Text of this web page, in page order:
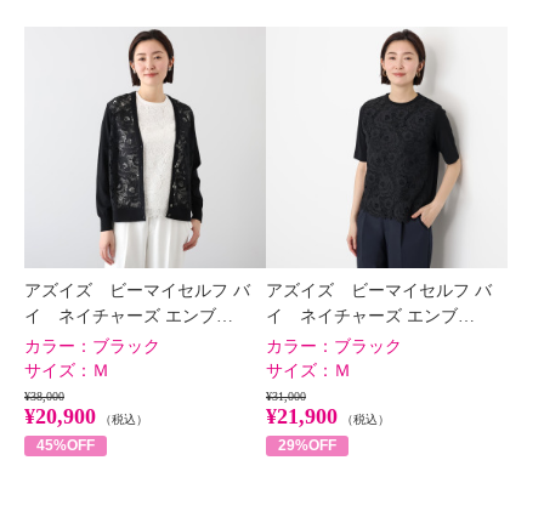
アズイズ ビーマイセルフ バ
イ ネイチャーズ エンブ…
カラー： ブラック
サイズ： Ｍ
¥38,000
¥20,900 （税込）
45%OFF
アズイズ ビーマイセルフ バ
イ ネイチャーズ エンブ…
カラー： ブラック
サイズ： Ｍ
¥31,000
¥21,900 （税込）
29%OFF